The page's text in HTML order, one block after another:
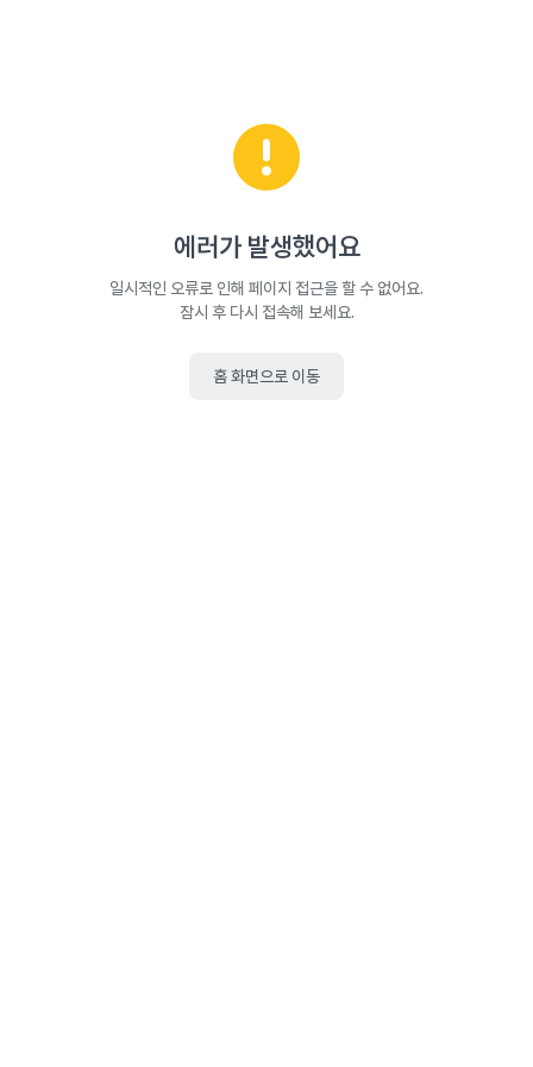
에러가 발생했어요
일시적인 오류로 인해 페이지 접근을 할 수 없어요.
잠시 후 다시 접속해 보세요.
홈 화면으로 이동